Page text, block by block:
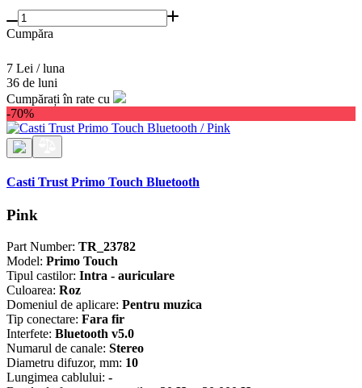
Cumpăra
7 Lei / luna
36 de luni
Cumpărați în rate cu
-70%
Casti Trust Primo Touch Bluetooth
Pink
Part Number: TR_23782
Model: Primo Touch
Tipul castilor: Intra - auriculare
Culoarea: Roz
Domeniul de aplicare: Pentru muzica
Tip conectare: Fara fir
Interfete: Bluetooth v5.0
Numarul de canale: Stereo
Diametru difuzor, mm: 10
Lungimea cablului: -